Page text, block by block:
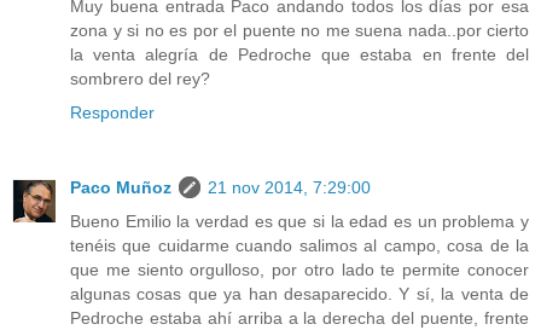
Muy buena entrada Paco andando todos los días por esa
zona y si no es por el puente no me suena nada..por cierto
la venta alegría de Pedroche que estaba en frente del
sombrero del rey?
Responder
Paco Muñoz
21 nov 2014, 7:29:00
Bueno Emilio la verdad es que si la edad es un problema y
tenéis que cuidarme cuando salimos al campo, cosa de la
que me siento orgulloso, por otro lado te permite conocer
algunas cosas que ya han desaparecido. Y sí, la venta de
Pedroche estaba ahí arriba a la derecha del puente, frente